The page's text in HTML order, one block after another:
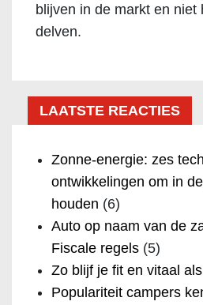
blijven in de markt en niet
delven.
LAATSTE REACTIES
Zonne-energie: zes
ontwikkelingen om in
houden (6)
Auto op naam van de
Fiscale regels (5)
Zo blijf je fit en vitaal
Populariteit campers